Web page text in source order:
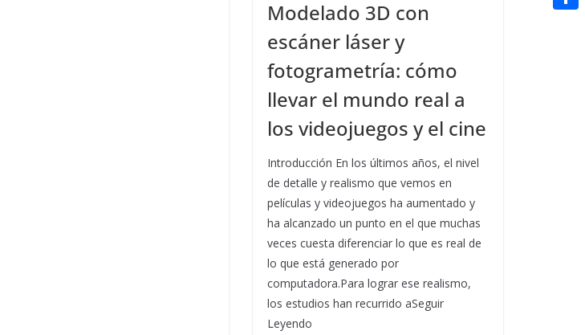
Modelado 3D con
escáner láser y
fotogrametría: cómo
llevar el mundo real a
los videojuegos y el cine
Introducción En los últimos años, el nivel
de detalle y realismo que vemos en
películas y videojuegos ha aumentado y
ha alcanzado un punto en el que muchas
veces cuesta diferenciar lo que es real de
lo que está generado por
computadora.Para lograr ese realismo,
los estudios han recurrido aSeguir
Leyendo
n
a